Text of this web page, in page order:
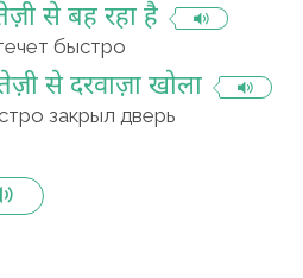
से बह रहा है
быстро
से दरवाज़ा खोला
закрыл дверь